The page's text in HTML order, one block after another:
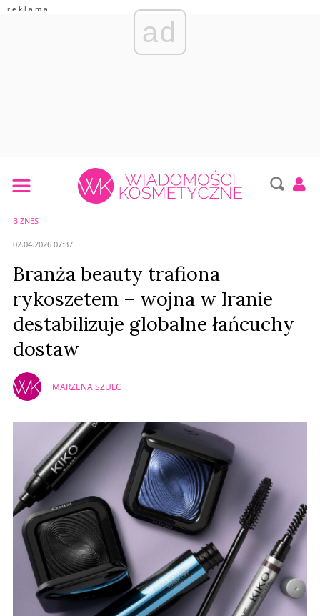
ad
BIZNES
02.04.2026 07:37
Branża beauty trafiona
rykoszetem – wojna w Iranie
destabilizuje globalne łańcuchy
dostaw
MARZENA SZULC